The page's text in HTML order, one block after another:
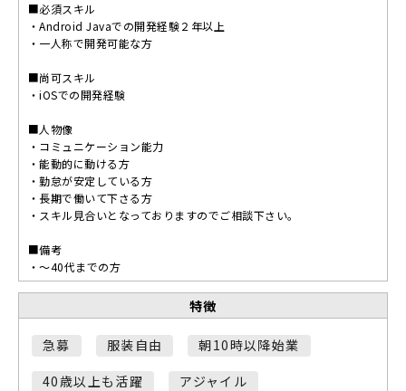
■必須スキル
・Android Javaでの開発経験２年以上
・一人称で開発可能な方
■尚可スキル
・iOSでの開発経験
■人物像
・コミュニケーション能力
・能動的に動ける方
・勤怠が安定している方
・長期で働いて下さる方
・スキル見合いとなっておりますのでご相談下さい。
■備考
・～40代までの方
特徴
急募 服装自由
朝10時以降始業
40歳以上も活躍
アジャイル